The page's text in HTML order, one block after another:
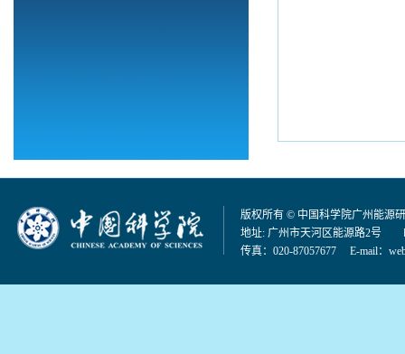
版权所有 © 中国科学院广州能源
地址: 广州市天河区能源路2号
传真：020-87057677 E-mail：